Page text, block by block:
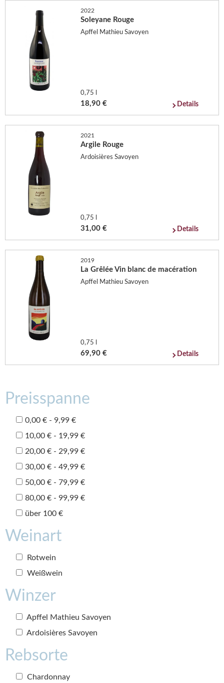
2022
Soleyane Rouge
Apffel Mathieu Savoyen
0,75 l
18,90 € Details
2021
Argile Rouge
Ardoisières Savoyen
0,75 l
31,00 € Details
2019
La Grêlée Vin blanc de macération
Apffel Mathieu Savoyen
0,75 l
69,90 € Details
Preisspanne
0,00 € - 9,99 €
10,00 € - 19,99 €
20,00 € - 29,99 €
30,00 € - 49,99 €
50,00 € - 79,99 €
80,00 € - 99,99 €
über 100 €
Weinart
Rotwein
Weißwein
Winzer
Apffel Mathieu Savoyen
Ardoisières Savoyen
Rebsorte
Chardonnay